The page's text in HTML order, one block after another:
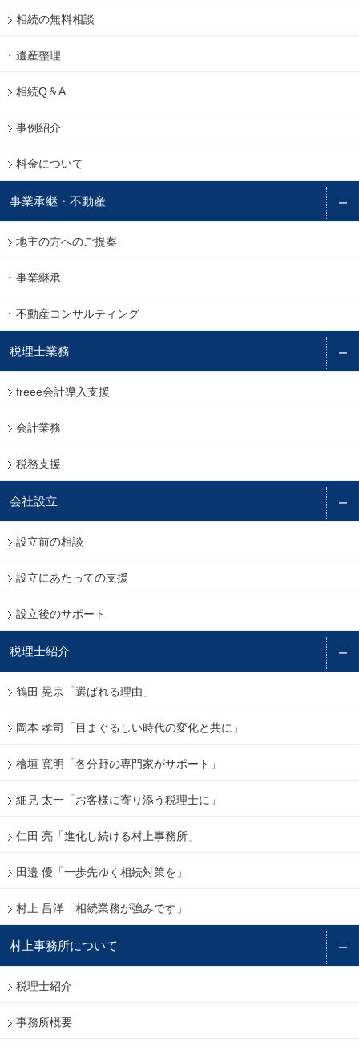
相続の無料相談
遺産整理
相続Q＆A
事例紹介
料金について
事業承継・不動産
地主の方へのご提案
事業継承
不動産コンサルティング
税理士業務
freee会計導入支援
会計業務
税務支援
会社設立
設立前の相談
設立にあたっての支援
設立後のサポート
税理士紹介
鶴田 晃宗「選ばれる理由」
岡本 孝司「目まぐるしい時代の変化と共に」
檜垣 寛明「各分野の専門家がサポート」
細見 太一「お客様に寄り添う税理士に」
仁田 亮「進化し続ける村上事務所」
田邉 優「一歩先ゆく相続対策を」
村上 昌洋「相続業務が強みです」
村上事務所について
税理士紹介
事務所概要